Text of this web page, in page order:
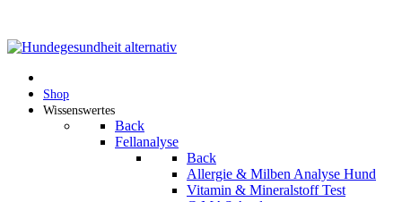
Shop
Wissenswertes
Back
Fellanalyse
Back
Allergie & Milben Analyse Hund
Vitamin & Mineralstoff Test